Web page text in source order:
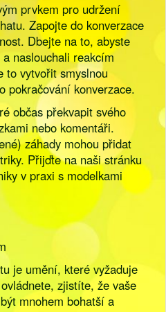
prvkem pro udržení
Zapojte do konverzace
Dbejte na to, abyste
naslouchali reakcím
to vytvořit smyslnou
pokračování konverzace.
občas překvapit svého
nebo komentáři.
záhady mohou přidat
Přijďte na naši stránku
v praxi s modelkami
je umění, které vyžaduje
zjistíte, že vaše
mnohem bohatší a